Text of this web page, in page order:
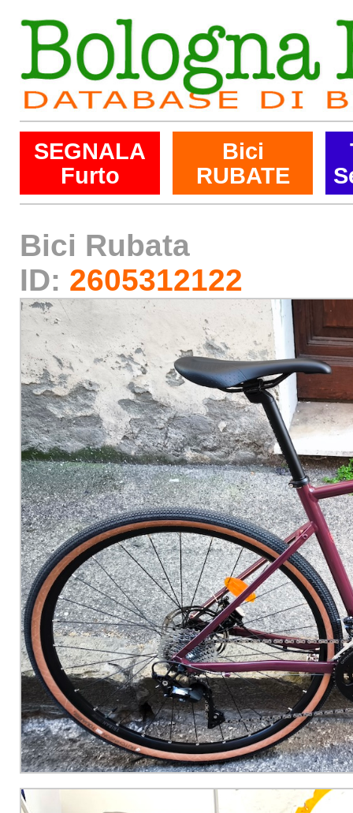
SEGNALA
Furto
Bici
RUBATE
Bici Rubata
ID: 2605312122